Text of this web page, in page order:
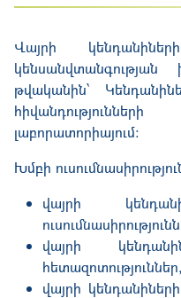
Վայրի
թվականին՝
լաբորատորիայում։
Խմբի
վայրի
վայրի
հետազոտություններ,
վայրի